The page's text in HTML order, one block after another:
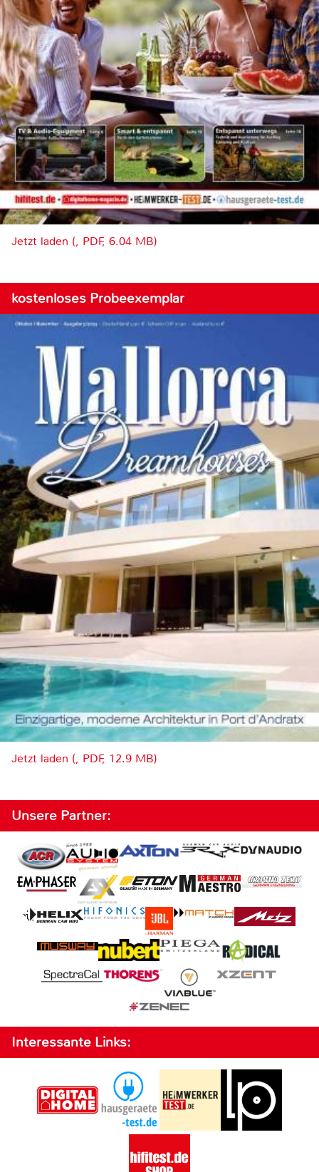
Jetzt laden (, PDF, 6.04 MB)
kostenloses Probeexemplar
Jetzt laden (, PDF, 12.9 MB)
Unsere Partner:
Interessante Links: